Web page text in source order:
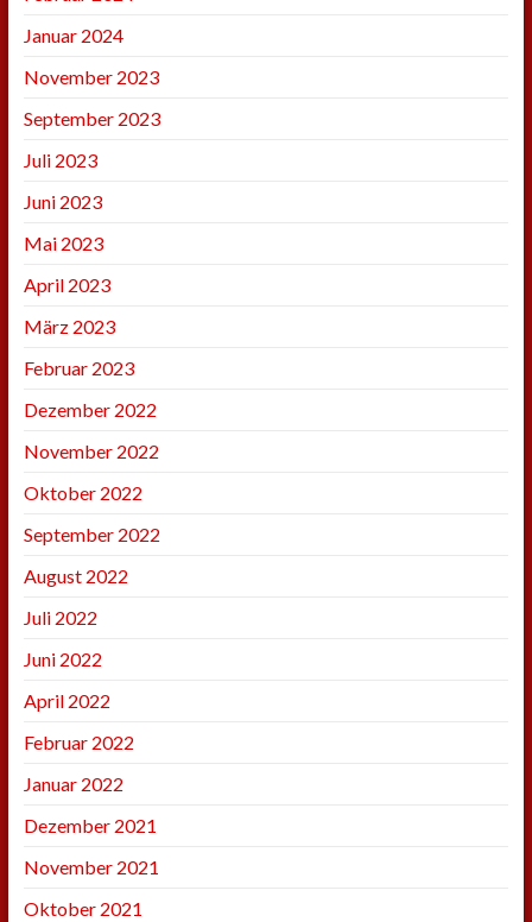
Januar 2024
November 2023
September 2023
Juli 2023
Juni 2023
Mai 2023
April 2023
März 2023
Februar 2023
Dezember 2022
November 2022
Oktober 2022
September 2022
August 2022
Juli 2022
Juni 2022
April 2022
Februar 2022
Januar 2022
Dezember 2021
November 2021
Oktober 2021